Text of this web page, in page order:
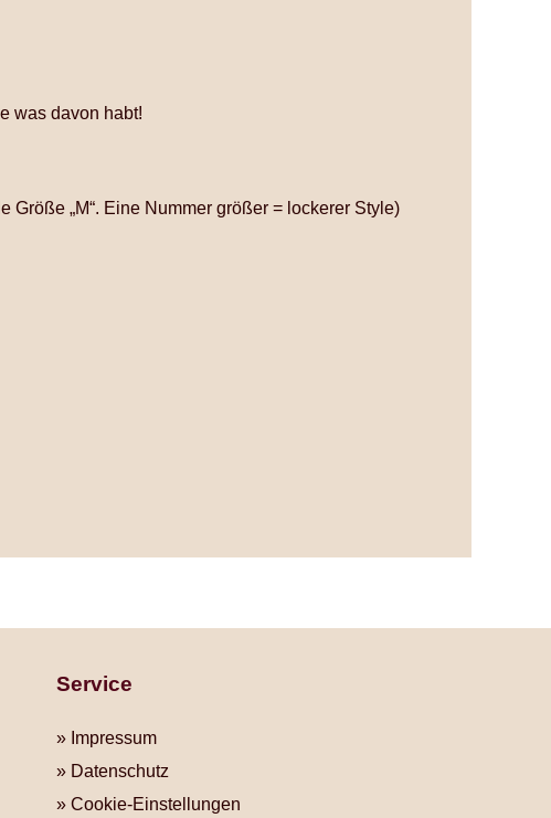
was davon habt!
„M“. Eine Nummer größer = lockerer Style)
Service
Impressum
Datenschutz
Cookie-Einstellungen